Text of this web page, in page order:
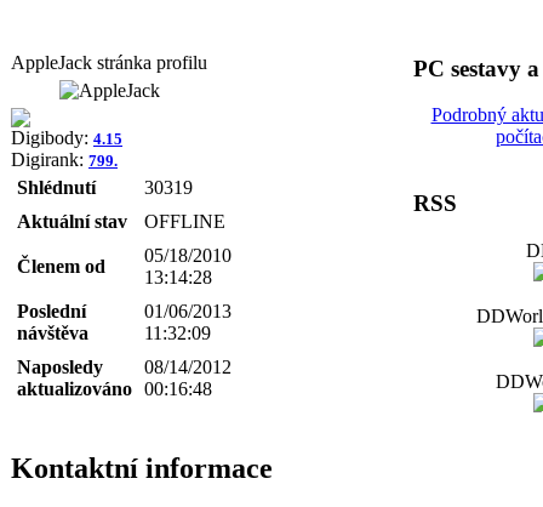
AppleJack stránka profilu
Digibody: 4.15
Digirank: 799.
Shlédnutí
30319
Aktuální stav
OFFLINE
Členem od
05/18/2010
13:14:28
Poslední
návštěva
01/06/2013
11:32:09
Naposledy
aktualizováno
08/14/2012
00:16:48
Kontaktní informace
PC sestavy
Podrobný
RSS